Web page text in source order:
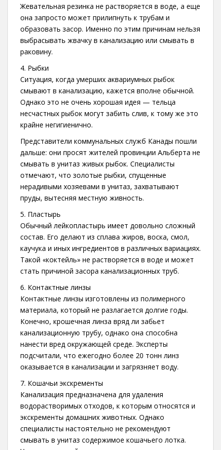
Жевательная резинка не растворяется в воде, а еще
она запросто может прилипнуть к трубам и
образовать засор. Именно по этим причинам нельзя
выбрасывать жвачку в канализацию или смывать в
раковину.
4. Рыбки
Ситуация, когда умерших аквариумных рыбок
смывают в канализацию, кажется вполне обычной.
Однако это не очень хорошая идея — тельца
несчастных рыбок могут забить слив, к тому же это
крайне негигиенично.
Представители коммунальных служб Канады пошли
дальше: они просят жителей провинции Альберта не
смывать в унитаз живых рыбок. Специалисты
отмечают, что золотые рыбки, спущенные
нерадивыми хозяевами в унитаз, захватывают
пруды, вытесняя местную живность.
5. Пластырь
Обычный лейкопластырь имеет довольно сложный
состав. Его делают из сплава жиров, воска, смол,
каучука и иных ингредиентов в различных вариациях.
Такой «коктейль» не растворяется в воде и может
стать причиной засора канализационных труб.
6. Контактные линзы
Контактные линзы изготовлены из полимерного
материала, который не разлагается долгие годы.
Конечно, крошечная линза вряд ли забьет
канализационную трубу, однако она способна
нанести вред окружающей среде. Эксперты
подсчитали, что ежегодно более 20 тонн линз
оказывается в канализации и загрязняет воду.
7. Кошачьи экскременты
Канализация предназначена для удаления
водорастворимых отходов, к которым относятся и
экскременты домашних животных. Однако
специалисты настоятельно не рекомендуют
смывать в унитаз содержимое кошачьего лотка.